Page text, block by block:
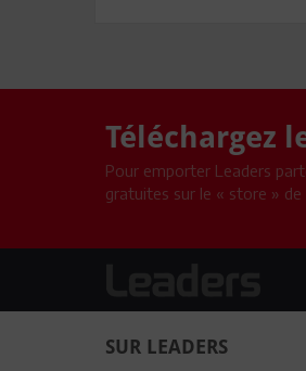
Téléchargez
Pour emporter Leaders
gratuites sur le « store »
SUR LEADERS